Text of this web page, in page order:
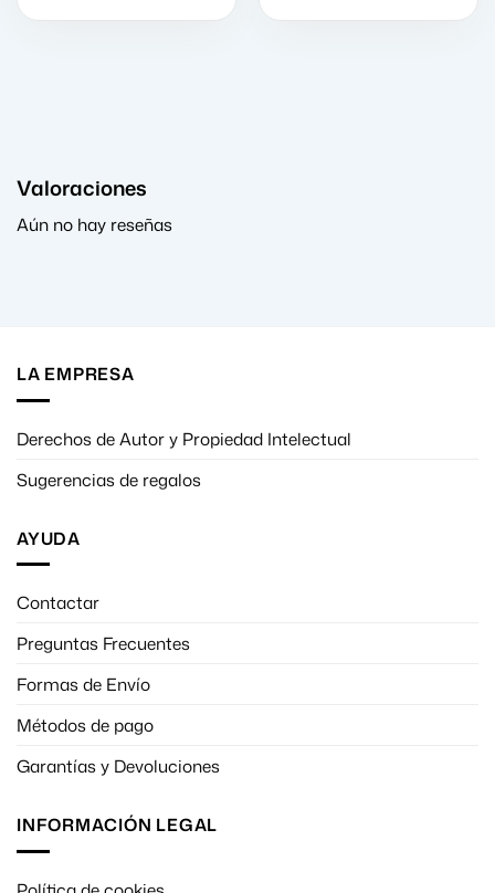
Valoraciones
Aún no hay reseñas
LA EMPRESA
Derechos de Autor y Propiedad Intelectual
Sugerencias de regalos
AYUDA
Contactar
Preguntas Frecuentes
Formas de Envío
Métodos de pago
Garantías y Devoluciones
INFORMACIÓN LEGAL